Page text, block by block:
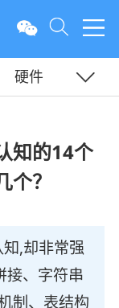
硬件
知的14个
？
,却非常强
接、字符串
制、表结构